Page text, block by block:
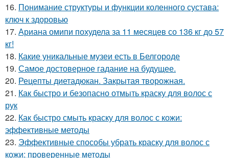
16. Понимание структуры и функции коленного сустава:
ключ к здоровью
17. Ариана омипи похудела за 11 месяцев со 136 кг до 57
кг!
18. Какие уникальные музеи есть в Белгороде
19. Самое достоверное гадание на будущее.
20. Рецепты диетадюкан. Закрытая творожная.
21. Как быстро и безопасно отмыть краску для волос с
рук
22. Как быстро смыть краску для волос с кожи:
эффективные методы
23. Эффективные способы убрать краску для волос с
кожи: проверенные методы